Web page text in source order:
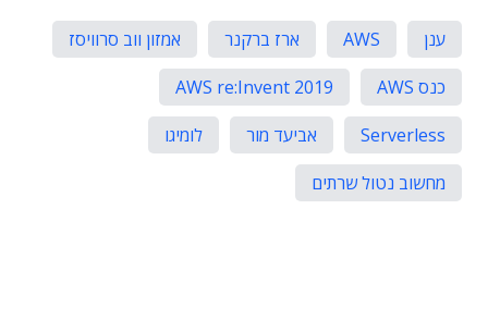
ענן AWS ארז ברקנר
אמזון ווב סרוויסז
כנס AWS
2019 AWS re:Invent
Serverless
אביעד מור
לומיגו
מחשוב נטול שרתים